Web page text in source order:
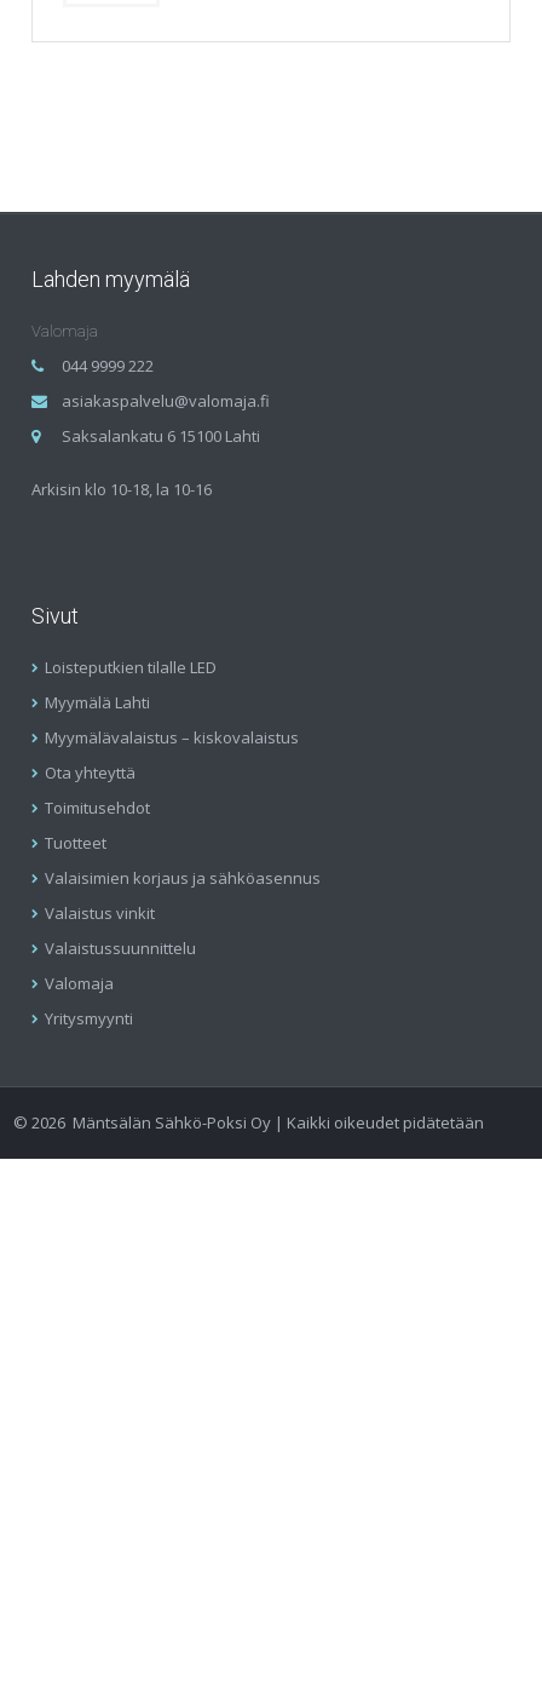
Lahden myymälä
Valomaja
044 9999 222
asiakaspalvelu@valomaja.fi
Saksalankatu 6 15100 Lahti
Arkisin klo 10-18, la 10-16
Sivut
Loisteputkien tilalle LED
Myymälä Lahti
Myymälävalaistus – kiskovalaistus
Ota yhteyttä
Toimitusehdot
Tuotteet
Valaisimien korjaus ja sähköasennus
Valaistus vinkit
Valaistussuunnittelu
Valomaja
Yritysmyynti
©2026 Mäntsälän Sähkö-Poksi Oy | Kaikki oikeudet pidätetään